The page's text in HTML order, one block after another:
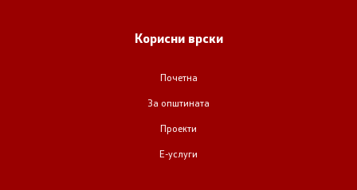
Пристап до информации од јавен карактер
Корисни врски
Почетна
За општината
Проекти
Е-услуги